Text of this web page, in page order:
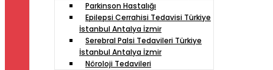
Parkinson Hastalığı
Epilepsi Cerrahisi Tedavisi Türkiye
İstanbul Antalya İzmir
Serebral Palsi Tedavileri Türkiye
İstanbul Antalya İzmir
Nöroloji Tedavileri